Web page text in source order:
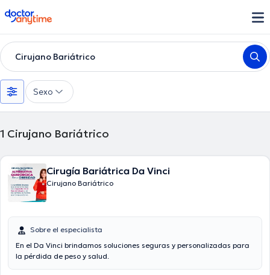
doctoranytime
Cirujano Bariátrico
Sexo
1 Cirujano Bariátrico
Cirugía Bariátrica Da Vinci
Cirujano Bariátrico
Sobre el especialista
En el Da Vinci brindamos soluciones seguras y personalizadas para
la pérdida de peso y salud.